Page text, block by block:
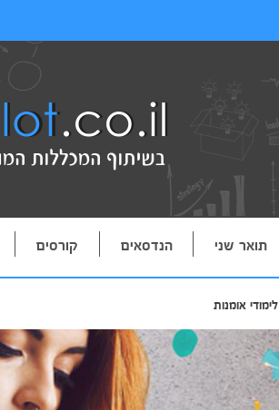
תואר שני הנדסאים קורסים
לימודי אומנות